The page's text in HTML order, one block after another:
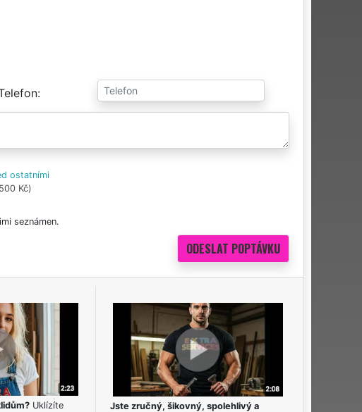
ostatními
Kč)
seznámen.
Uklízíte
Jste zručný, šikovný, spolehlivý a